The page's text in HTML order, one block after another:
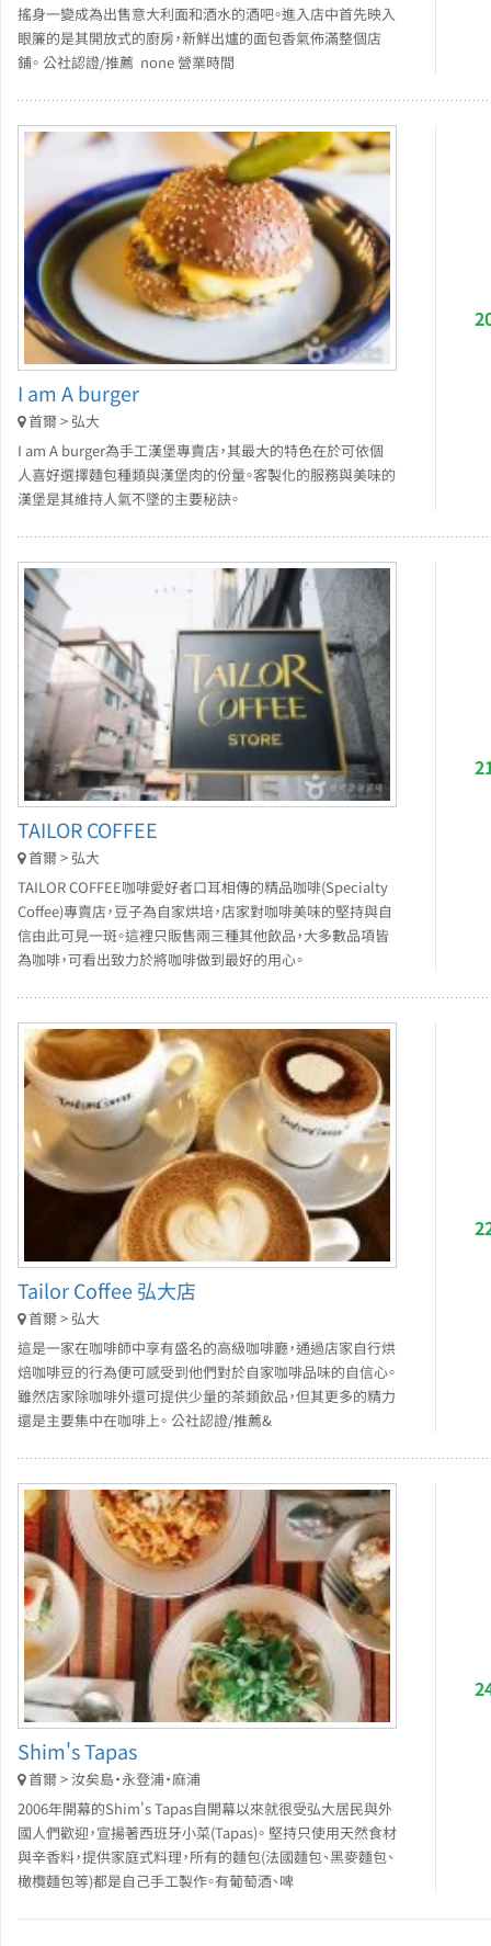
搖身一變成為出售意大利面和酒水的酒吧。進入店中首先映入
眼簾的是其開放式的廚房，新鮮出爐的面包香氣佈滿整個店
鋪。 公社認證/推薦 none 營業時間
I am A burger
首爾 > 弘大
I am A burger為手工漢堡專賣店，其最大的特色在於可依個
人喜好選擇麵包種類與漢堡肉的份量。客製化的服務與美味的
漢堡是其維持人氣不墜的主要秘訣。
TAILOR COFFEE
首爾 > 弘大
TAILOR COFFEE咖啡愛好者口耳相傳的精品咖啡(Specialty
Coffee)專賣店，豆子為自家烘培，店家對咖啡美味的堅持與自
信由此可見一斑。這裡只販售兩三種其他飲品，大多數品項皆
為咖啡，可看出致力於將咖啡做到最好的用心。
Tailor Coffee 弘大店
首爾 > 弘大
這是一家在咖啡師中享有盛名的高級咖啡廳，通過店家自行烘
焙咖啡豆的行為便可感受到他們對於自家咖啡品味的自信心。
雖然店家除咖啡外還可提供少量的茶類飲品，但其更多的精力
還是主要集中在咖啡上。 公社認證/推薦&
Shim's Tapas
首爾 > 汝矣島・永登浦・麻浦
2006年開幕的Shim's Tapas自開幕以來就很受弘大居民與外
國人們歡迎，宣揚著西班牙小菜(Tapas)。 堅持只使用天然食材
與辛香料，提供家庭式料理，所有的麵包(法國麵包、黑麥麵包、
橄欖麵包等)都是自己手工製作。有葡萄酒、啤